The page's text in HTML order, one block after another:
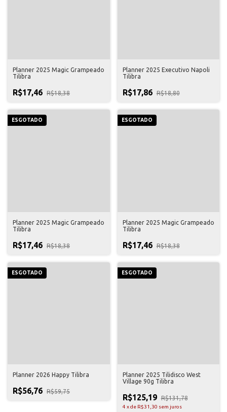
Planner 2025 Magic Grampeado
Tilibra
R$17,46 R$18,38
Planner 2025 Executivo Napoli
Tilibra
R$17,86 R$18,80
ESGOTADO
Planner 2025 Magic Grampeado
Tilibra
R$17,46 R$18,38
ESGOTADO
Planner 2025 Magic Grampeado
Tilibra
R$17,46 R$18,38
ESGOTADO
Planner 2026 Happy Tilibra
R$56,76 R$59,75
ESGOTADO
Planner 2025 Tilidisco West
Village 90g Tilibra
R$125,19 R$131,78
4 xde R$31,30 sem juros